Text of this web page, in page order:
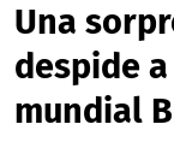
Una
despide
mundial